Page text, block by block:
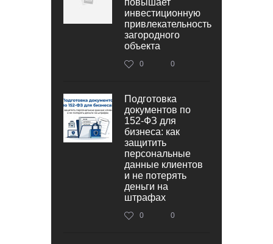
инвестиционную
привлекательность
загородного
объекта
0 0
Подготовка
документов по
152‑ФЗ для
бизнеса: как
защитить
персональные
данные клиентов
и не потерять
деньги на
штрафах
0 0